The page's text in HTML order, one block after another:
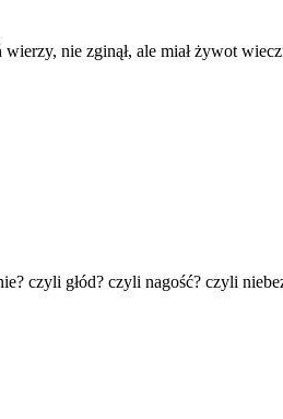
nie zginął, ale miał żywot
czyli głód? czyli nagość? czyli